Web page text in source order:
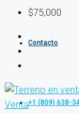
Contacto
+1 (809) 638-
$75,000
Venta